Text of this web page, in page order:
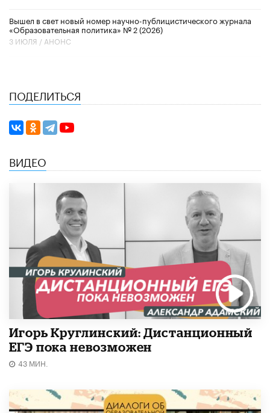
Вышел в свет новый номер научно-публицистического журнала
«Образовательная политика» № 2 (2026)
3 ИЮЛЯ / АНОНС
ПОДЕЛИТЬСЯ
ВИДЕО
Игорь Круглинский: Дистанционный
ЕГЭ пока невозможен
43 МИН.